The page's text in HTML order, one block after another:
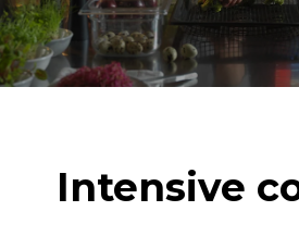
Intensive